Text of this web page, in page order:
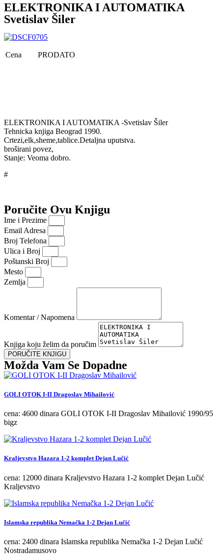
ELEKTRONIKA I AUTOMATIKA
Svetislav Šiler
Cena PRODATO
ELEKTRONIKA I AUTOMATIKA -Svetislav Šiler
Tehnicka knjiga Beograd 1990.
Crtezi,elk,sheme,tablice.Detaljna uputstva.
broširani povez,
Stanje: Veoma dobro.
#
Poručite Ovu Knjigu
Ime i Prezime
Email Adresa
Broj Telefona
Ulica i Broj
Poštanski Broj
Mesto
Zemlja
Komentar / Napomena
Knjiga koju želim da poručim
PORUČITE KNJIGU
Možda Vam Se Dopadne
GOLI OTOK I-II Dragoslav Mihailović
cena: 4600 dinara GOLI OTOK I-II Dragoslav Mihailović 1990/95
bigz
Kraljevstvo Hazara 1-2 komplet Dejan Lučić
cena: 12000 dinara Kraljevstvo Hazara 1-2 komplet Dejan Lučić
Kraljevstvo
Islamska republika Nemačka 1-2 Dejan Lučić
cena: 2400 dinara Islamska republika Nemačka 1-2 Dejan Lučić
Nostradamusovo